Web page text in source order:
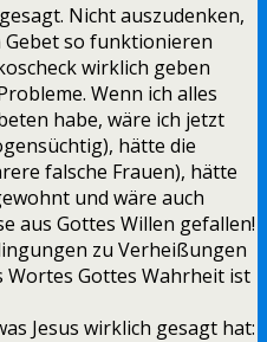
Nicht auszudenken,
Gebet so funktionieren
wirklich geben
Wenn ich alles
habe, wäre ich jetzt
hätte die
falsche Frauen), hätte
und wäre auch
aus Gottes Willen gefallen!
zu Verheißungen
Wortes Gottes Wahrheit ist
Jesus wirklich gesagt hat: